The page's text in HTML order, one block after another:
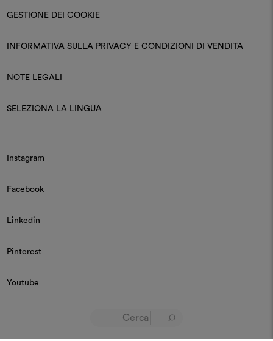
GESTIONE DEI COOKIE
INFORMATIVA SULLA PRIVACY E CONDIZIONI DI VENDITA
NOTE LEGALI
SELEZIONA LA LINGUA
Instagram
Facebook
Linkedin
Pinterest
Youtube
© 2026 Dedar P.IVA 03187590157